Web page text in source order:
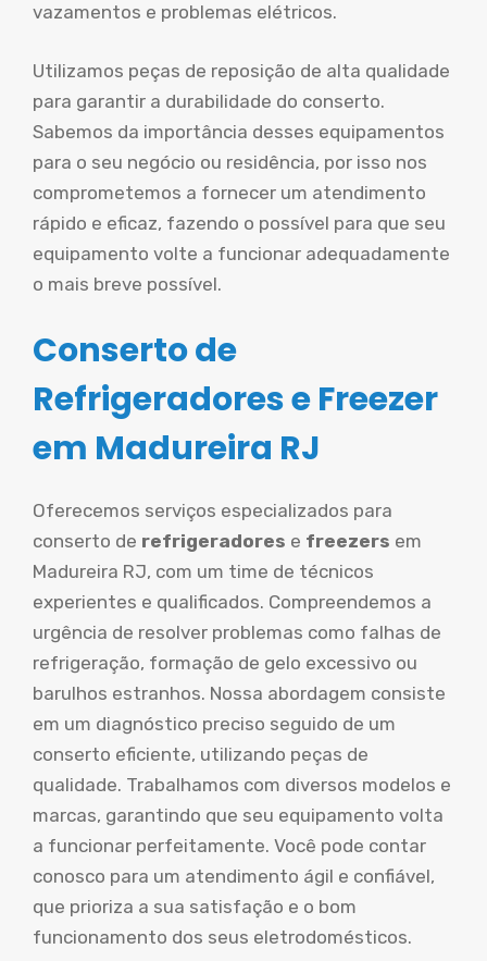
vazamentos e problemas elétricos.
Utilizamos peças de reposição de alta qualidade
para garantir a durabilidade do conserto.
Sabemos da importância desses equipamentos
para o seu negócio ou residência, por isso nos
comprometemos a fornecer um atendimento
rápido e eficaz, fazendo o possível para que seu
equipamento volte a funcionar adequadamente
o mais breve possível.
Conserto de
Refrigeradores e Freezer
em Madureira RJ
Oferecemos serviços especializados para
conserto de refrigeradores e freezers em
Madureira RJ, com um time de técnicos
experientes e qualificados. Compreendemos a
urgência de resolver problemas como falhas de
refrigeração, formação de gelo excessivo ou
barulhos estranhos. Nossa abordagem consiste
em um diagnóstico preciso seguido de um
conserto eficiente, utilizando peças de
qualidade. Trabalhamos com diversos modelos e
marcas, garantindo que seu equipamento volta
a funcionar perfeitamente. Você pode contar
conosco para um atendimento ágil e confiável,
que prioriza a sua satisfação e o bom
funcionamento dos seus eletrodomésticos.